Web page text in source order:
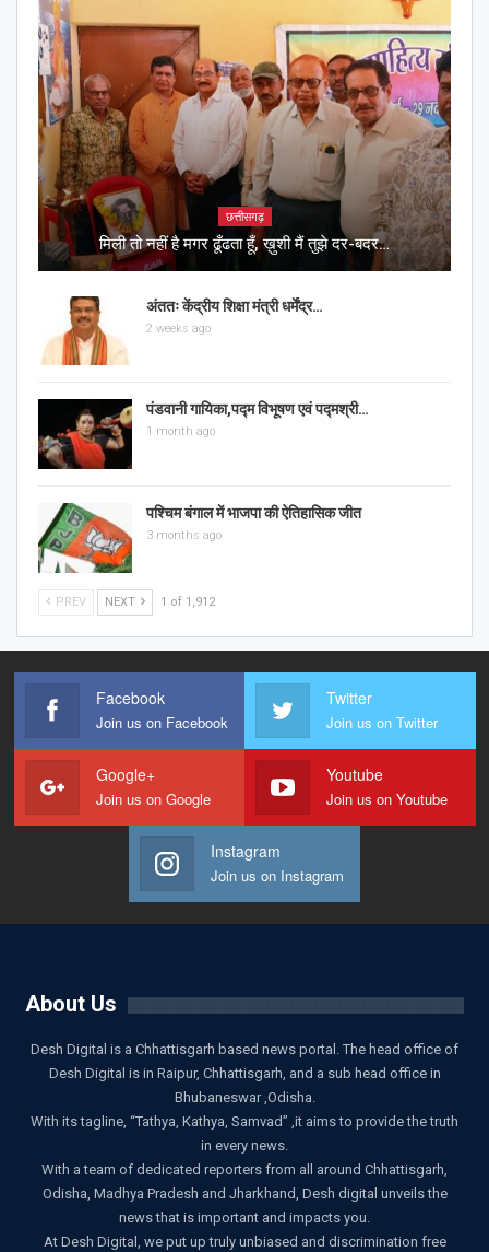
छत्तीसगढ़
मिली तो नहीं है मगर ढूँढता हूँ, ख़ुशी मैं तुझे दर-बदर…
अंततः केंद्रीय शिक्षा मंत्री धर्मेंद्र…
2 weeks ago
पंडवानी गायिका,पद्म विभूषण एवं पद्मश्री…
1 month ago
पश्चिम बंगाल में भाजपा की ऐतिहासिक जीत
3 months ago
PREV NEXT 1 of 1,912
Facebook
Join us on Facebook
Twitter
Join us on Twitter
Google+
Join us on Google
Youtube
Join us on Youtube
Instagram
Join us on Instagram
About Us
Desh Digital is a Chhattisgarh based news portal. The head office of
Desh Digital is in Raipur, Chhattisgarh, and a sub head office in
Bhubaneswar ,Odisha.
With its tagline, “Tathya, Kathya, Samvad” ,it aims to provide the truth
in every news.
With a team of dedicated reporters from all around Chhattisgarh,
Odisha, Madhya Pradesh and Jharkhand, Desh digital unveils the
news that is important and impacts you.
At Desh Digital, we put up truly unbiased and discrimination free